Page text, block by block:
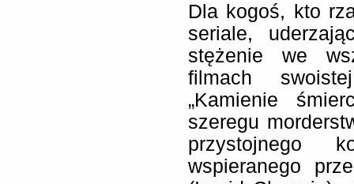
Dla kogoś, kto
seriale,
stężenie we
filmach
„Kamienie
szeregu
przystojnego
wspieranego